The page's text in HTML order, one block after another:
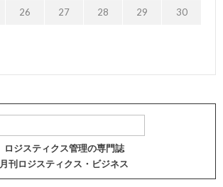
26 27 28 29 30
ロジスティクス管理の専門誌
月刊ロジスティクス・ビジネス